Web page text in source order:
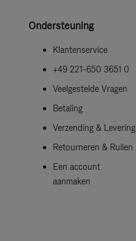
Ondersteuning
Klantenservice
+49 221-650 3651 0
Veelgestelde Vragen
Betaling
Verzending & Levering
Retourneren & Ruilen
Een account
aanmaken